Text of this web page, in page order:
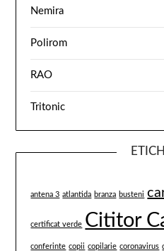
Nemira
Polirom
RAO
Tritonic
antena 3 atlantida branza busteni
certificat verde Cititor
conferinte copii copilarie coronavirus